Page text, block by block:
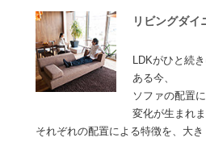
リビングダイ
LDKがひと続
ある今、
ソファの配置
変化が生まれま
それぞれの配置による特徴を、大